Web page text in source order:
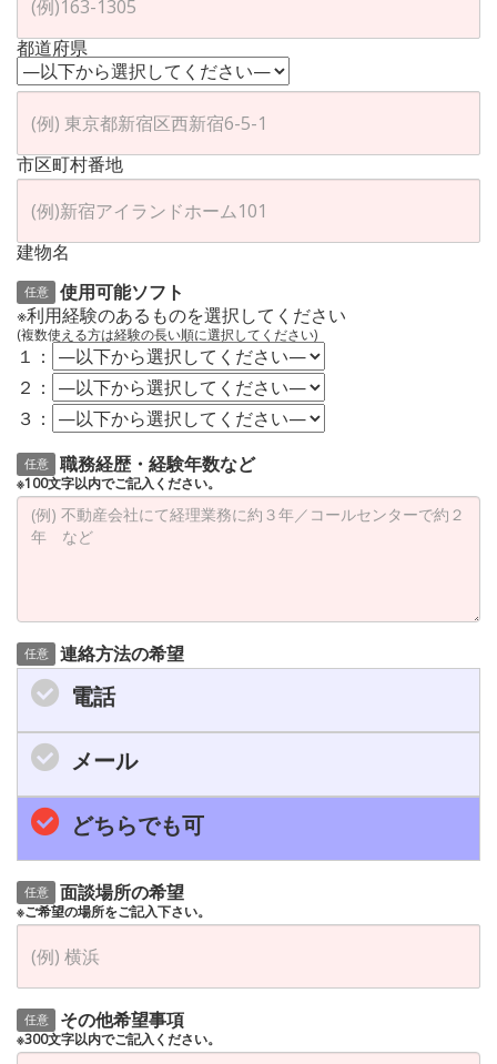
都道府県
市区町村番地
建物名
任意
使用可能ソフト
※利用経験のあるものを選択してください
(複数使える方は経験の長い順に選択してください)
１：
２：
３：
任意 職務経歴・経験年数など
※100文字以内でご記入ください。
任意 連絡方法の希望
電話
メール
どちらでも可
任意 面談場所の希望
※ご希望の場所をご記入下さい。
任意 その他希望事項
※300文字以内でご記入ください。